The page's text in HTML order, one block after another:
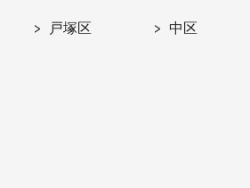
戸塚区 中区